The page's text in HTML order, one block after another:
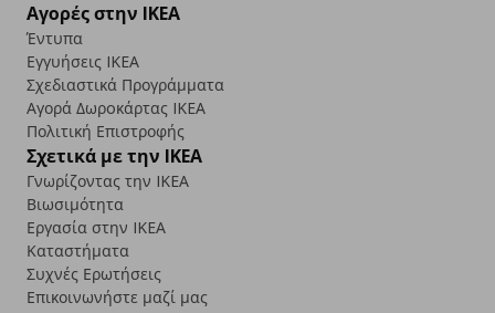
Αγορές στην IKEA
Έντυπα
Εγγυήσεις IKEA
Σχεδιαστικά Προγράμματα
Αγορά Δωρoκάρτας IKEA
Πολιτική Επιστροφής
Σχετικά με την IKEA
Γνωρίζοντας την IKEA
Βιωσιμότητα
Εργασία στην IKEA
Καταστήματα
Συχνές Ερωτήσεις
Επικοινωνήστε μαζί μας